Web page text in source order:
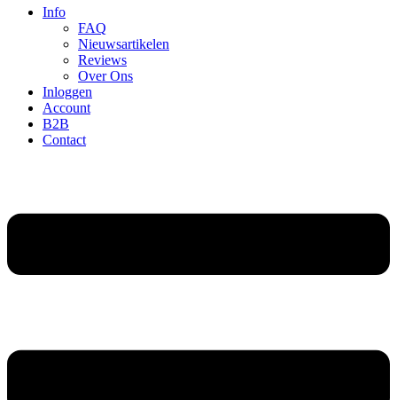
Info
FAQ
Nieuwsartikelen
Reviews
Over Ons
Inloggen
Account
B2B
Contact